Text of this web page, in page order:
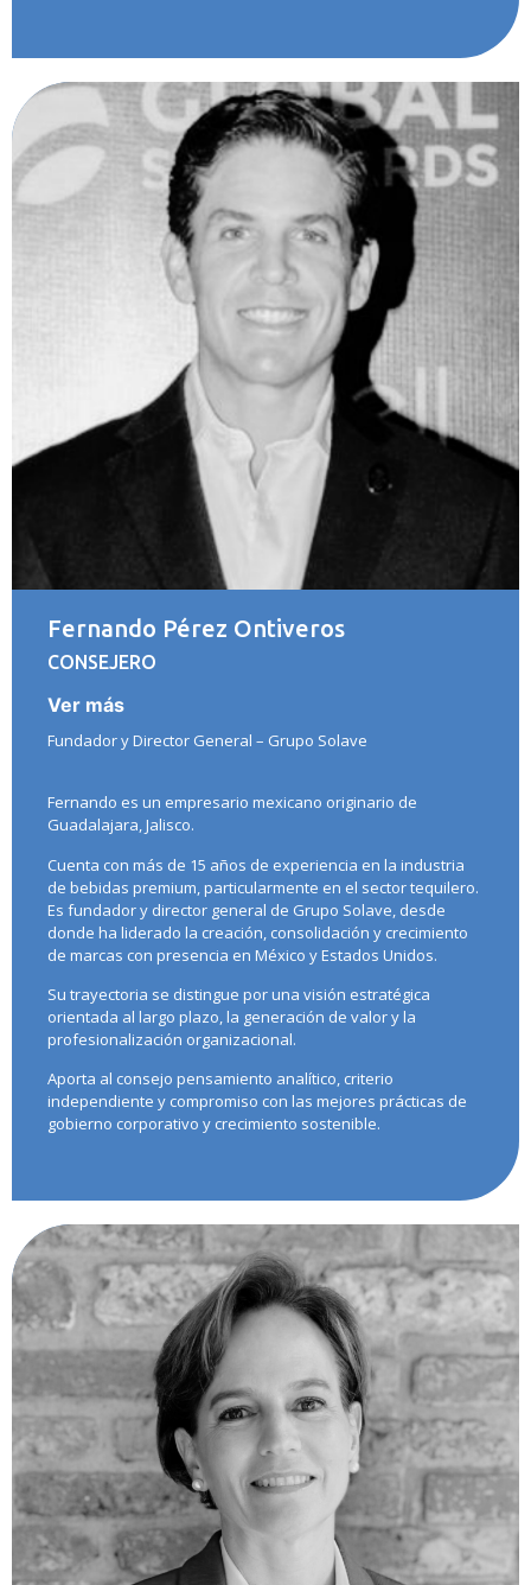
Fernando Pérez Ontiveros
CONSEJERO
Ver más
Fundador y Director General – Grupo Solave
Fernando es un empresario mexicano originario de
Guadalajara, Jalisco.
Cuenta con más de 15 años de experiencia en la industria
de bebidas premium, particularmente en el sector tequilero.
Es fundador y director general de Grupo Solave, desde
donde ha liderado la creación, consolidación y crecimiento
de marcas con presencia en México y Estados Unidos.
Su trayectoria se distingue por una visión estratégica
orientada al largo plazo, la generación de valor y la
profesionalización organizacional.
Aporta al consejo pensamiento analítico, criterio
independiente y compromiso con las mejores prácticas de
gobierno corporativo y crecimiento sostenible.